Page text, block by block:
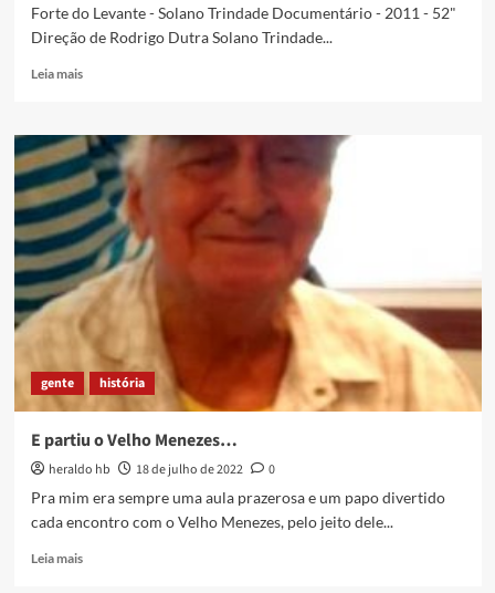
Forte do Levante - Solano Trindade Documentário - 2011 - 52"
Direção de Rodrigo Dutra Solano Trindade...
Leia maisRead
O
VENTO
FORTE
DO
LEVANTE
–
Solano
Trindade
(2011)
–
ASSISTIR
gente história
E partiu o Velho Menezes…
heraldo hb 18 de julho de 2022
0
Pra mim era sempre uma aula prazerosa e um papo divertido
cada encontro com o Velho Menezes, pelo jeito dele...
Leia maisRead